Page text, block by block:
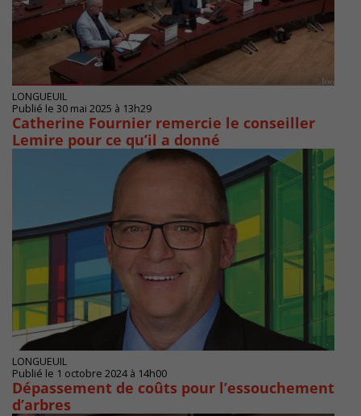
LONGUEUIL
Publié le 30 mai 2025 à 13h29
Catherine Fournier remercie le conseiller
Lemire pour ce qu’il a donné
LONGUEUIL
Publié le 1 octobre 2024 à 14h00
Dépassement de coûts pour l’essouchement
d’arbres